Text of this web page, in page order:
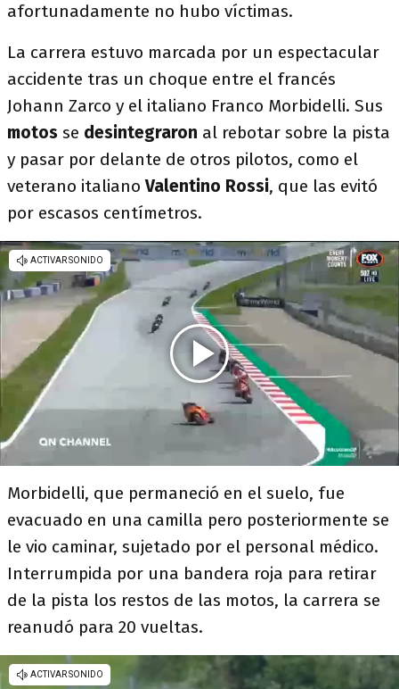
afortunadamente no hubo víctimas.
La carrera estuvo marcada por un espectacular
accidente tras un choque entre el francés
Johann Zarco y el italiano Franco Morbidelli. Sus
motos se desintegraron al rebotar sobre la pista
y pasar por delante de otros pilotos, como el
veterano italianoValentino Rossi, que las evitó
por escasos centímetros.
Morbidelli, que permaneció en el suelo, fue
evacuado en una camilla pero posteriormente se
le vio caminar, sujetado por el personal médico.
Interrumpida por una bandera roja para retirar
de la pista los restos de las motos, la carrera se
reanudó para 20 vueltas.